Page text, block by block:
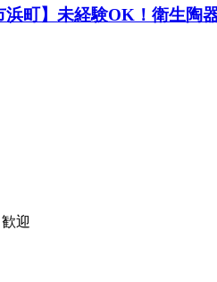
浜町】未経験OK！衛生陶
迎